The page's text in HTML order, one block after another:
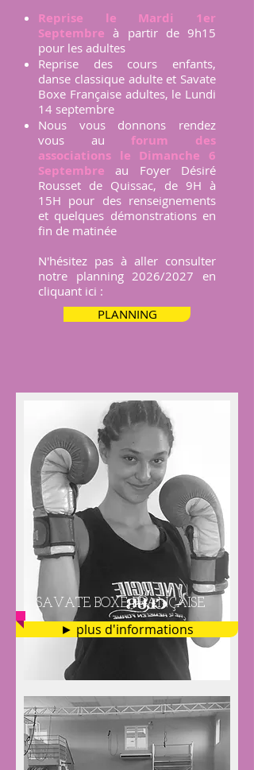
Reprise le Mardi 1er
Septembre à partir de 9h15
pour les adultes
Reprise des cours enfants,
danse classique adulte et Savate
Boxe Française adultes, le Lundi
14 septembre
Nous vous donnons rendez
vous auforum des
associations le Dimanche 6
Septembre au Foyer Désiré
Rousset de Quissac, de 9H à
15H pour des renseignements
et quelques démonstrations en
fin de matinée
N'hésitez pas à aller consulter
notre planning 2026/2027 en
cliquant ici :
PLANNING
► plus d'informations
SAVATE BOXE FRANÇAISE